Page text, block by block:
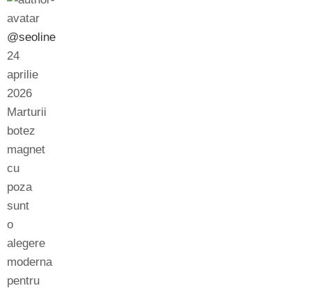
@seoline
24
aprilie
2026
Marturii
botez
magnet
cu
poza
sunt
o
alegere
moderna
pentru